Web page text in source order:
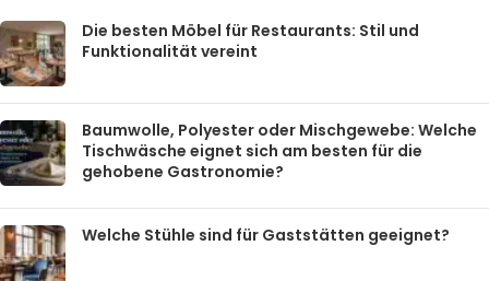
Die besten Möbel für Restaurants: Stil und
Funktionalität vereint
Baumwolle, Polyester oder Mischgewebe: Welche
Tischwäsche eignet sich am besten für die
gehobene Gastronomie?
Welche Stühle sind für Gaststätten geeignet?